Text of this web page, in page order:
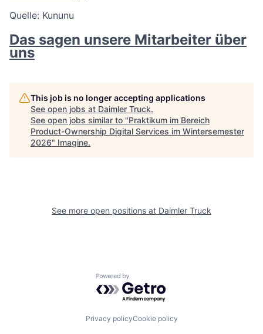
Quelle: Kununu
Das sagen unsere Mitarbeiter über
uns
This job is no longer accepting applications
See open jobs at Daimler Truck.
See open jobs similar to "Praktikum im Bereich
Product-Ownership Digital Services im Wintersemester
2026" Imagine.
See more open positions at Daimler Truck
Powered by Getro.com
Privacy policyCookie policy